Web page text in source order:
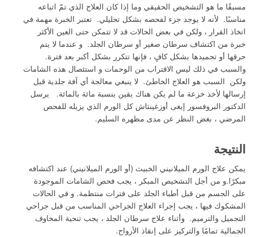
مسبقًا ما هو التشخيص الحقيقي وما إذا كان العلاج الذي تمّ اتباعه
مناسبًا. لأنه لا يوجد جزء لفحصه بشكل تحليلي. تعتبر الخبرة مهمة في
اتخاذ القرار ، ولكن في بعض الحالات قد لا تتمكن حتى العين الأكثر
خبرة من اكتشاف سرطان صغير أو سرطان الجلد. و عندما لا يتم
حرقها أو تجميدها بشكل كافٍ ، فإنها تتكرر بشكل أكبر بعد فترة.
والسبب في ذلك ليس الاقتراب من الوحمات و استئصال هذه الشامات
ولكن السبب هو العلاج الخاطئ. لا ينبغي معالجة أي آفة جلدية قبل
إرسالها لأخذ خزعة ما لم يكن هناك يقين بنسبة مائة بالمائة. يرسل
الدكتور البروفسور إيغى أوزغينتاش كل الورم الذي يزيله للفحص
المرضي ، بغض النظر عن مدى مظهره السليم.
النتيجة
يمكن علاج الورم الميلانيني الخبيث (أو الورم الميلانيني) عند اكتشافه
مبكرًا.و من أجل التشخيص المبكر ، يجب فحص الشامات الموجودة
على الجسم من قبل أطباء الجلد على فترات منتظمة. و في الحالات
المشكوك فيها ، يجب إجراء العلاج الجراحي المناسب من قبل جراحي
التجميل والترميم. وأثناء علاج سرطان الجلد ، يجب تنحية المخاوف
الجمالية تمامًا والتركيز على إنقاذ الأرواح.